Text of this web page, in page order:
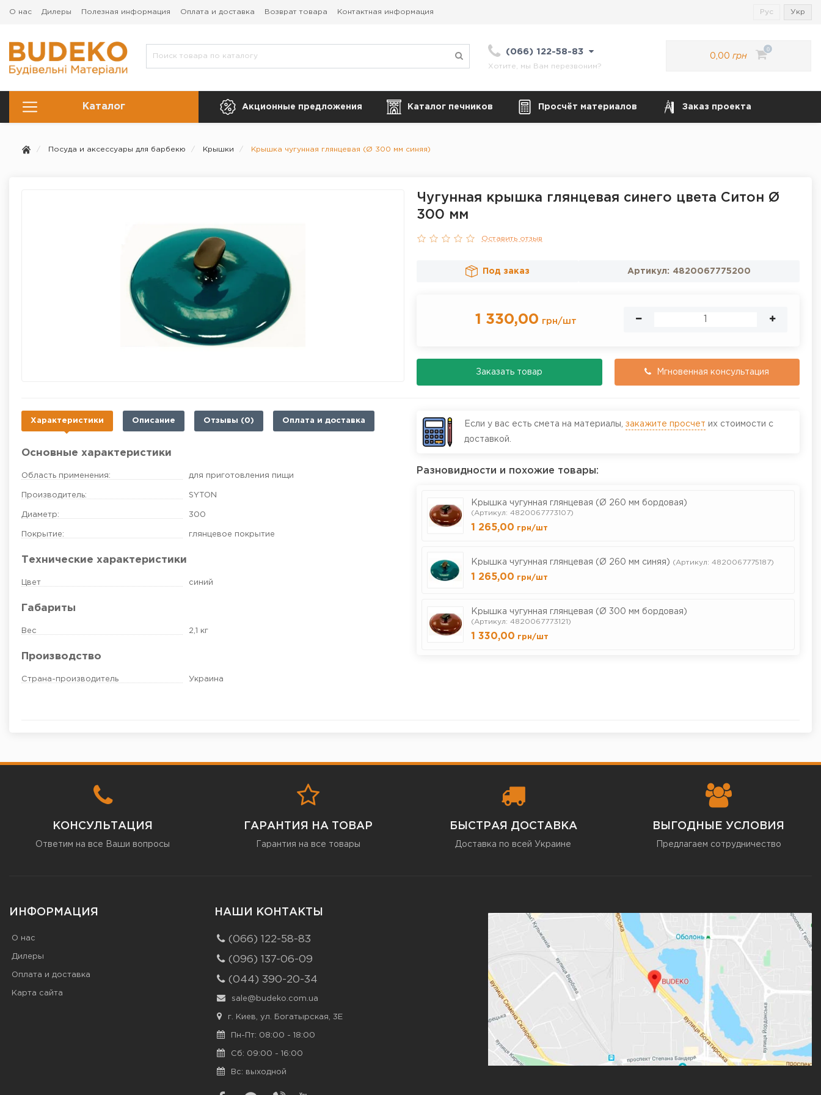
О нас Дилеры Полезная информация Оплата и доставка Возврат товара Контактная информация Рус Укр
(066) 122-58-83
Хотите, мы Вам перезвоним?
0,00 грн
0
Каталог Акционные предложения Каталог печников Просчёт материалов Заказ проекта
Посуда и аксессуары для барбекю Крышки Крышка чугунная глянцевая (Ø 300 мм синяя)
Чугунная крышка глянцевая синего цвета Ситон Ø
300 мм
Оставить отзыв
Под заказ Артикул: 4820067775200
1 330,00 грн/шт
Заказать товар Мгновенная консультация
Характеристики Описание Отзывы (0) Оплата и доставка
Основные характеристики
Область применения: для приготовления пищи
Производитель: SYTON
Диаметр: 300
Покрытие: глянцевое покрытие
Технические характеристики
Цвет синий
Габариты
Вес 2,1 кг
Производство
Страна-производитель Украина
Если у вас есть смета на материалы, закажите просчет их стоимости с
доставкой.
Разновидности и похожие товары:
Крышка чугунная глянцевая (Ø 260 мм бордовая)
(Артикул: 4820067773107)
1 265,00 грн/шт
Крышка чугунная глянцевая (Ø 260 мм синяя) (Артикул: 4820067775187)
1 265,00 грн/шт
Крышка чугунная глянцевая (Ø 300 мм бордовая)
(Артикул: 4820067773121)
1 330,00 грн/шт
КОНСУЛЬТАЦИЯ
Ответим на все Ваши вопросы
ГАРАНТИЯ НА ТОВАР
Гарантия на все товары
БЫСТРАЯ ДОСТАВКА
Доставка по всей Украине
ВЫГОДНЫЕ УСЛОВИЯ
Предлагаем сотрудничество
ИНФОРМАЦИЯ
О нас
Дилеры
Оплата и доставка
Карта сайта
НАШИ КОНТАКТЫ
(066) 122-58-83
(096) 137-06-09
(044) 390-20-34
sale@budeko.com.ua
г. Киев, ул. Богатырская, 3Е
Пн-Пт: 08:00 - 18:00
Сб: 09:00 - 16:00
Вс: выходной